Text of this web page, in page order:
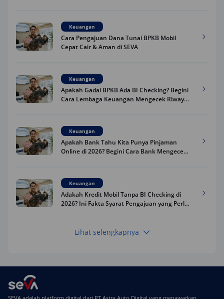
Keuangan
Cara Pengajuan Dana Tunai BPKB Mobil
Cepat Cair & Aman di SEVA
Keuangan
Apakah Gadai BPKB Ada BI Checking? Begini
Cara Lembaga Keuangan Mengecek Riwayat
Keuangan
Apakah Bank Tahu Kita Punya Pinjaman
Online di 2026? Begini Cara Bank Mengecek
Keuangan
Adakah Kredit Mobil Tanpa BI Checking di
2026? Ini Fakta Syarat Pengajuan yang Perlu
Keuangan
Terpercaya
Lihat selengkapnya